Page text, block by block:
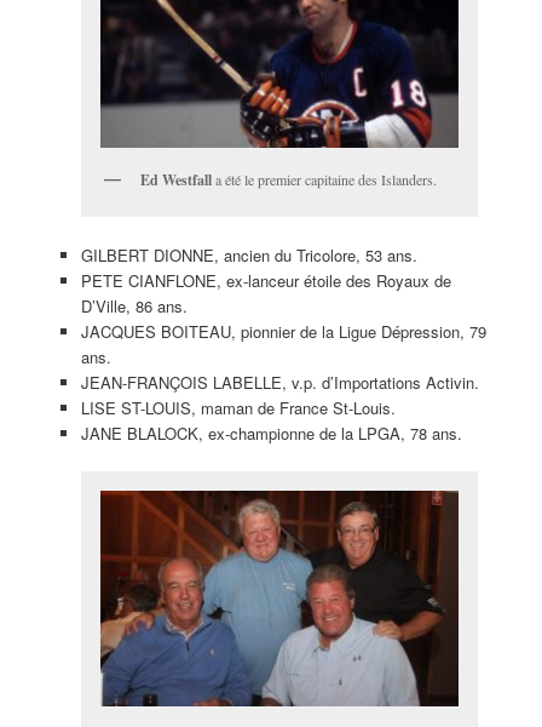
Ed Westfalla été le premier capitaine des Islanders.
GILBERT DIONNE, ancien du Tricolore, 53 ans.
PETE CIANFLONE, ex-lanceur étoile des Royaux de
D’Ville, 86 ans.
JACQUES BOITEAU, pionnier de la Ligue Dépression, 79
ans.
JEAN-FRANÇOIS LABELLE, v.p. d’Importations Activin.
LISE ST-LOUIS, maman de France St-Louis.
JANE BLALOCK, ex-championne de la LPGA, 78 ans.